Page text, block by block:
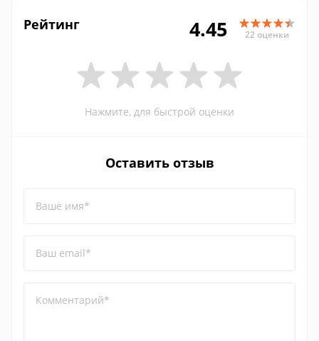
Рейтинг 4.45 22 оценки
Нажмите, для быстрой оценки
Оставить отзыв
Ваше имя*
Ваш email*
Комментарий*